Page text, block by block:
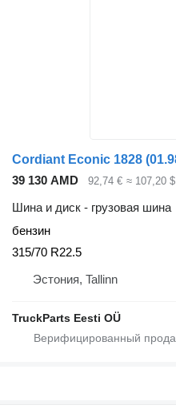
39 130 AMD 92,74 € ≈ 107,20 $
Шина и диск - грузовая шина
бензин
315/70 R22.5
Эстония, Tallinn
TruckParts Eesti OÜ